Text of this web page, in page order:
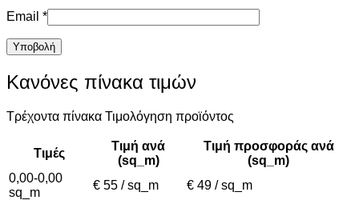
Email *
Κανόνες πίνακα τιμών
Τρέχοντα πίνακα Τιμολόγηση προϊόντος
Τιμές
Τιμή ανά
(sq_m)
Τιμή προσφοράς ανά
(sq_m)
0,00-0,00
sq_m
€ 55 / sq_m € 49 / sq_m